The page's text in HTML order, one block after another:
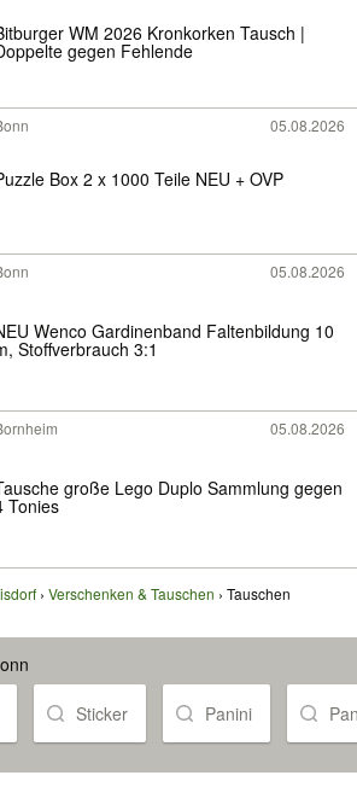
WM 2026 Kronkorken Tausch |
gegen Fehlende
05.08.2026
Puzzle Box 2 x 1000 Teile NEU + OVP
05.08.2026
Wenco Gardinenband Faltenbildung 10
m, Stoffverbrauch 3:1
05.08.2026
große Lego Duplo Sammlung gegen
Tonies
Verschenken & Tauschen Tauschen
Sticker Panini